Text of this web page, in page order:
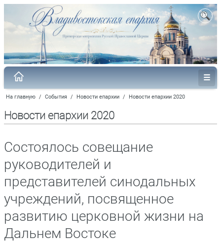
На главную / События / Новости епархии / Новости епархии 2020
Новости епархии 2020
Состоялось совещание
руководителей и
представителей синодальных
учреждений, посвященное
развитию церковной жизни на
Дальнем Востоке